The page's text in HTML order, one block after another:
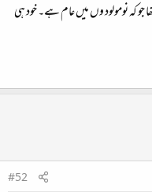
جو کہ نومولود وں میں عام ہے۔ خود ہی
#52